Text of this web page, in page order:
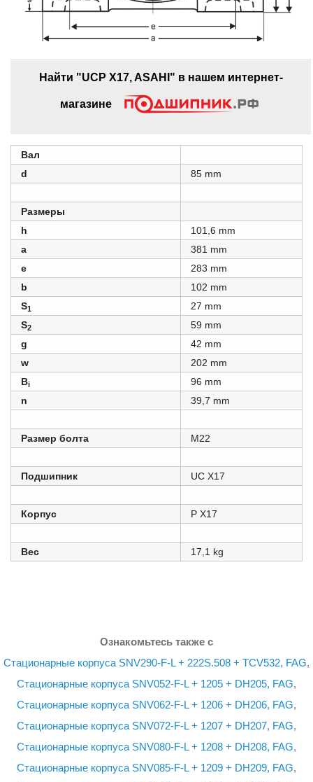
Найти "UCP X17, ASAHI" в нашем интернет-
магазине
Вал
d
85 mm
Размеры
h
101,6 mm
a
381 mm
e
283 mm
b
102 mm
S1
27 mm
S2
59 mm
g
42 mm
w
202 mm
Bi
96 mm
n
39,7 mm
Размер болта M22
Подшипник UC X17
Корпус P X17
Вес 17,1 kg
Ознакомьтесь также с
Стационарные корпуса SNV290-F-L + 222S.508 + TCV532, FAG,
Стационарные корпуса SNV052-F-L + 1205 + DH205, FAG,
Стационарные корпуса SNV062-F-L + 1206 + DH206, FAG,
Стационарные корпуса SNV072-F-L + 1207 + DH207, FAG,
Стационарные корпуса SNV080-F-L + 1208 + DH208, FAG,
Стационарные корпуса SNV085-F-L + 1209 + DH209, FAG,